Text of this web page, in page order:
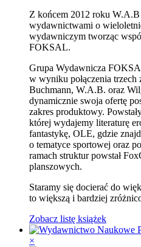
Z końcem 2012 roku W.A.B
wydawnictwami o
wydawniczym tworząc
FOKSAL.
Grupa Wydawnicza
w wyniku połączenia
Buchmann, W.A.B. oraz
dynamicznie swoja ofertę
zakres produktowy.
której wydajemy literaturę
fantastykę, OLE, gdzie
o tematyce sportowej oraz
ramach struktur powstał
planszowych.
Staramy się docierać do
to większą i bardziej
Zobacz listę książek
×